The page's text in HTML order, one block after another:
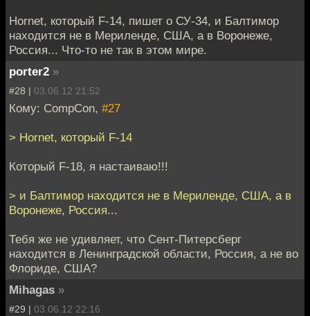
Hornet, который F-14, пишет о СУ-34, и Балтимор
находится не в Мериленде, США, а в Воронеже,
Россия... Что-то не так в этом мире.
porter2 »
#28 | 03.06.12 21:52
Кому: CompCon, #27
> Hornet, который F-14
Который F-18, я настаиваю!!!
> и Балтимор находится не в Мериленде, США, а в
Воронеже, Россия...
Тебя же не удивляет, что Сент-Питерсберг
находится в Ленинградской области, Россия, а не во
Флориде, США?
Mihagas »
#29 | 03.06.12 22:16